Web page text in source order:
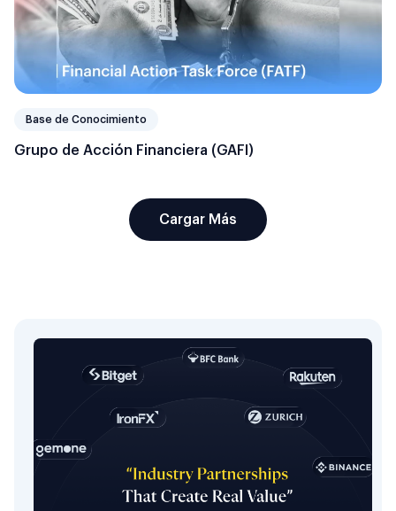
Base de Conocimiento
Grupo de Acción Financiera (GAFI)
Cargar Más